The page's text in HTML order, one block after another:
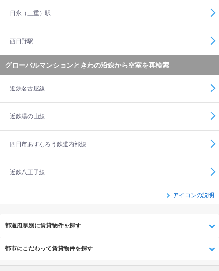
日永（三重）駅
西日野駅
グローバルマンションときわの沿線から空室を再検索
近鉄名古屋線
近鉄湯の山線
四日市あすなろう鉄道内部線
近鉄八王子線
アイコンの説明
都道府県別に賃貸物件を探す
都市にこだわって賃貸物件を探す